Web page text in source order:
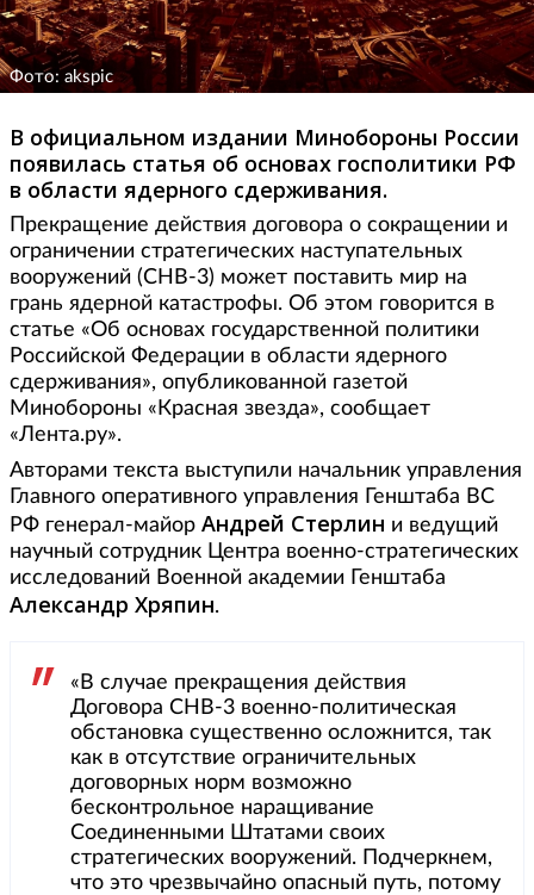
Фото: akspic
В официальном издании Минобороны России
появилась статья об основах госполитики РФ
в области ядерного сдерживания.
Прекращение действия договора о сокращении и
ограничении стратегических наступательных
вооружений (СНВ-3) может поставить мир на
грань ядерной катастрофы. Об этом говорится в
статье «Об основах государственной политики
Российской Федерации в области ядерного
сдерживания», опубликованной газетой
Минобороны «Красная звезда», сообщает
«Лента.ру».
Авторами текста выступили начальник управления
Главного оперативного управления Генштаба ВС
РФ генерал-майор Андрей Стерлин и ведущий
научный сотрудник Центра военно-стратегических
исследований Военной академии Генштаба
Александр Хряпин.
«В случае прекращения действия
Договора СНВ-3 военно-политическая
обстановка существенно осложнится, так
как в отсутствие ограничительных
договорных норм возможно
бесконтрольное наращивание
Соединенными Штатами своих
стратегических вооружений. Подчеркнем,
что это чрезвычайно опасный путь, потому